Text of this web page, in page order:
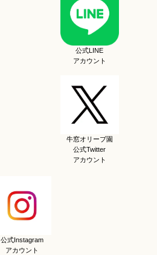
公式LINE
アカウント
牛窓オリーブ園
公式Twitter
アカウント
公式Instagram
アカウント